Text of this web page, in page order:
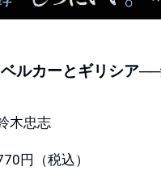
ベルカーとギリシア
木忠志
円（税込）